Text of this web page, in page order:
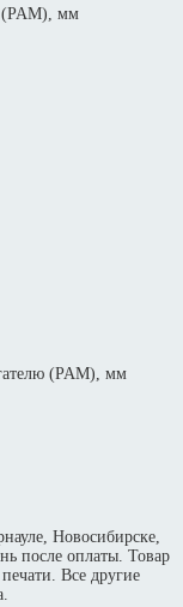
(PAM), мм
(PAM), мм
Новосибирске,
после оплаты. Товар
Все другие